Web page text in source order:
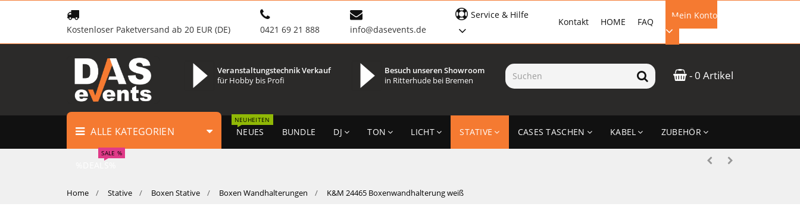
Kostenloser Paketversand ab 20 EUR (DE) 0421 69 21 888 info@dasevents.de
Mein Konto
EMAIL-ADRESSE
ANMELDEN
FAQ
HOME
Kontakt
Service & Hilfe
- 0 Artikel
Veranstaltungstechnik Verkauf
für Hobby bis Profi
Besuch unseren Showroom
in Ritterhude bei Bremen
ALLE KATEGORIEN NEUES
NEUHEITEN
BUNDLE DJ TON LICHT STATIVE CASES TASCHEN KABEL ZUBEHÖR
SALE %
Home Stative Boxen Stative Boxen Wandhalterungen K&M 24465 Boxenwandhalterung weiß